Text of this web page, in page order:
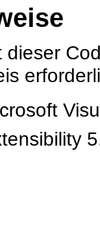
dieser